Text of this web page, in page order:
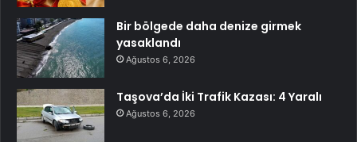
Bir bölgede daha denize girmek
yasaklandı
Ağustos 6, 2026
Taşova’da İki Trafik Kazası: 4 Yaralı
Ağustos 6, 2026